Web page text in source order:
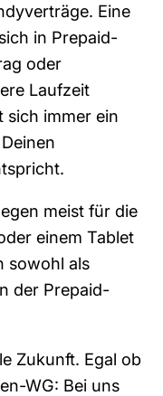
Eine
in Prepaid-
oder
Laufzeit
sich immer ein
meist für die
einem Tablet
sowohl als
der Prepaid-
Zukunft. Egal ob
WG: Bei uns